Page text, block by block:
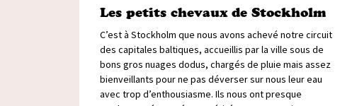
Les petits chevaux de Stockholm
C’est à Stockholm que nous avons achevé notre circuit
des capitales baltiques, accueillis par la ville sous de
bons gros nuages dodus, chargés de pluie mais assez
bienveillants pour ne pas déverser sur nous leur eau
avec trop d’enthousiasme. Ils nous ont presque